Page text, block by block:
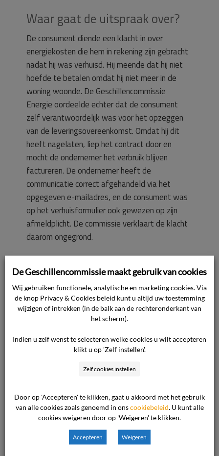
Waar gaat de uitspraak over?
De consument diende een klacht in over
energiekosten die hem in rekening zijn gebracht
nadat hij was verhuisd. Hij meende dat hij niet
hoefde te betalen omdat hij niet meer in de
woning woonde. De Geschillencommissie
Energie oordeelde echter dat de consument
zelf verantwoordelijk was voor het opzeggen
van de leveringsovereenkomst. Omdat hij dit
heeft nagelaten, liep het contract door en
mocht de ondernemer het verbruik blijven
factureren. De ondernemer heeft de
communicatie correct afgehandeld via het
opgegeven e-mailadres, en de consument was
op het verhuisformulier ook gewezen op zijn
afmeldplicht. De commissie verklaart de klacht
daarom ongegrond.
De volledige uitspraak
Samenvatting
Toen de consument verhuisde, heeft hij
zeggen, waardoor de overeenkomst is
doorgelopen. De ondernemer heeft op goede
gronden energieverbruik aan de consument in
Beoordeling
Het geschil heeft betrekking op kosten van
energielevering die aan de consument na zijn
De Geschillencommissie maakt gebruik van cookies
Wij gebruiken functionele, analytische en marketing cookies. Via
de knop Privacy & Cookies beleid kunt u altijd uw toestemming
wijzigen of intrekken (in de balk aan de rechteronderkant van
het scherm).
Indien u zelf wenst te selecteren welke cookies u wilt accepteren
klikt u op 'Zelf instellen'.
Zelf cookies instellen
Door op 'Accepteren' te klikken, gaat u akkoord met het gebruik
van alle cookies zoals genoemd in onscookiebeleid. U kunt alle
cookies weigeren door op 'Weigeren' te klikken.
Accepteren Weigeren